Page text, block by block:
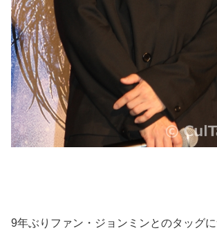
9年ぶりファン・ジョンミンとのタッグ